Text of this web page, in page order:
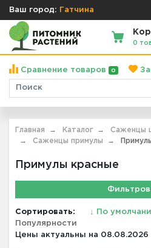
Ваш город: Гатчина
0
Сравнение товаров 0
Главная Каталог
Саженцы
Саженцы примулы
Примулы красные
Сортировать: ↓ По
Популярности
Цены актуальны на 08.08.2026